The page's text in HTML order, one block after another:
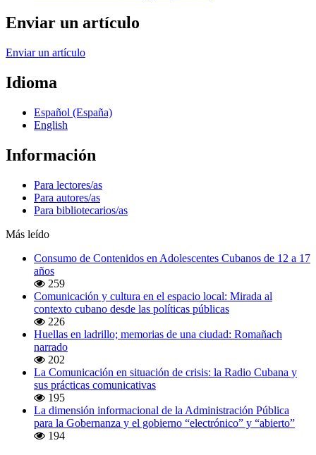
Enviar un artículo
Enviar un artículo
Idioma
Español (España)
English
Información
Para lectores/as
Para autores/as
Para bibliotecarios/as
Más leído
Consumo de Contenidos en Adolescentes Cubanos de 12 a 17
años
259
Comunicación y cultura en el espacio local: Mirada al
contexto cubano desde las políticas públicas
226
Huellas en ladrillo; memorias de una ciudad: Romañach
narrado
202
La Comunicación en situación de crisis: la Radio Cubana y
sus prácticas comunicativas
195
La dimensión informacional de la Administración Pública
para la Gobernanza y el gobierno “electrónico” y “abierto”
194